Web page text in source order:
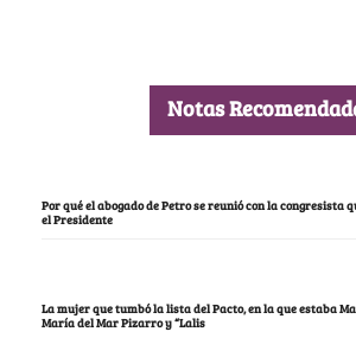
Notas
Por qué el abogado de Petro se reunió con la congresista
el Presidente
La mujer que tumbó la lista del Pacto, en la que estaba
María del Mar Pizarro y “Lalis